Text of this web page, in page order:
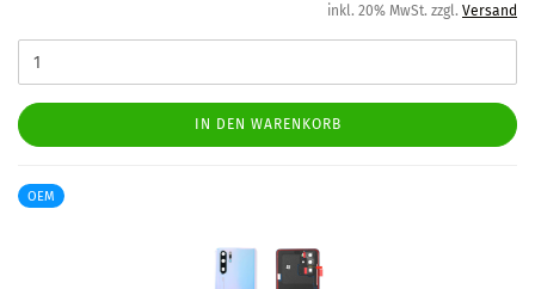
inkl. 20% MwSt. zzgl. Versand
IN DEN WARENKORB
OEM